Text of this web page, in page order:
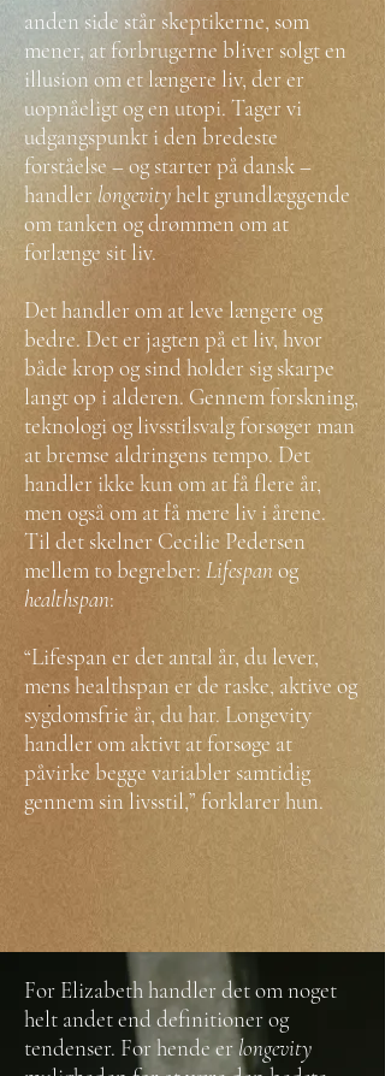
anden side står skeptikerne, som
mener, at forbrugerne bliver solgt en
illusion om et længere liv, der er
uopnåeligt og en utopi. Tager vi
udgangspunkt i den bredeste
forståelse – og starter på dansk –
handler longevityhelt grundlæggende
om tanken og drømmen om at
forlænge sit liv.
Det handler om at leve længere og
bedre. Det er jagten på et liv, hvor
både krop og sind holder sig skarpe
langt op i alderen. Gennem forskning,
teknologi og livsstilsvalg forsøger man
at bremse aldringens tempo. Det
handler ikke kun om at få flere år,
men også om at få mere liv i årene.
Til det skelner Cecilie Pedersen
mellem to begreber: Lifespanog
healthspan:
“Lifespan er det antal år, du lever,
mens healthspan er de raske, aktive og
sygdomsfrie år, du har. Longevity
handler om aktivt at forsøge at
påvirke begge variabler samtidig
gennem sin livsstil,” forklarer hun.
For Elizabeth handler det om noget
helt andet end definitioner og
tendenser. For hende er longevity